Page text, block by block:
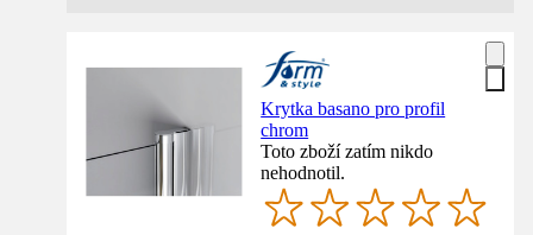
Krytka basano pro profil
chrom
Toto zboží zatím nikdo
nehodnotil.